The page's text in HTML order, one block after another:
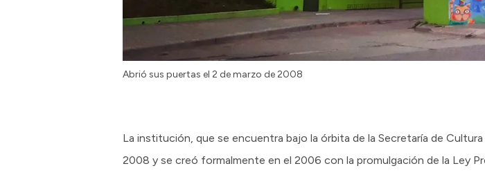
Abrió sus puertas el 2 de marzo de 2008
La institución, que se encuentra bajo la órbita de la Secretaría de
2008 y se creó formalmente en el 2006 con la promulgación de la Ley